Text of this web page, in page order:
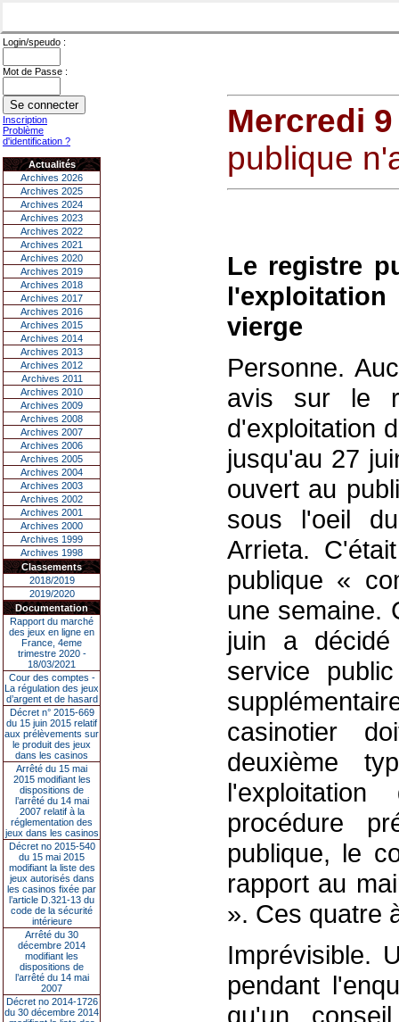
Login/speudo :
Mot de Passe :
Inscription
Problème
d'identification ?
Actualités
Archives 2026
Archives 2025
Archives 2024
Archives 2023
Archives 2022
Archives 2021
Archives 2020
Archives 2019
Archives 2018
Archives 2017
Archives 2016
Archives 2015
Archives 2014
Archives 2013
Archives 2012
Archives 2011
Archives 2010
Archives 2009
Archives 2008
Archives 2007
Archives 2006
Archives 2005
Archives 2004
Archives 2003
Archives 2002
Archives 2001
Archives 2000
Archives 1999
Archives 1998
Classements
2018/2019
2019/2020
Documentation
Rapport du marché
des jeux en ligne en
France, 4eme
trimestre 2020 -
18/03/2021
Cour des comptes -
La régulation des jeux
d’argent et de hasard
Décret n° 2015-669
du 15 juin 2015 relatif
aux prélèvements sur
le produit des jeux
dans les casinos
Arrêté du 15 mai
2015 modifiant les
dispositions de
l’arrêté du 14 mai
2007 relatif à la
réglementation des
jeux dans les casinos
Décret no 2015-540
du 15 mai 2015
modifiant la liste des
jeux autorisés dans
les casinos fixée par
l’article D.321-13 du
code de la sécurité
intérieure
Arrêté du 30
décembre 2014
modifiant les
dispositions de
l’arrêté du 14 mai
2007
Décret no 2014-1726
du 30 décembre 2014
Mercredi
publique
Le registre
vierge
Personne.
avis sur le
d'exploitation
jusqu'au 27
ouvert au
sous l'oeil
Arrieta.
publique «
une semaine.
juin a
service
casinotier
deuxième
procédure
publique, le
rapport au
». Ces quatre
Imprévisible.
pendant
qu'un